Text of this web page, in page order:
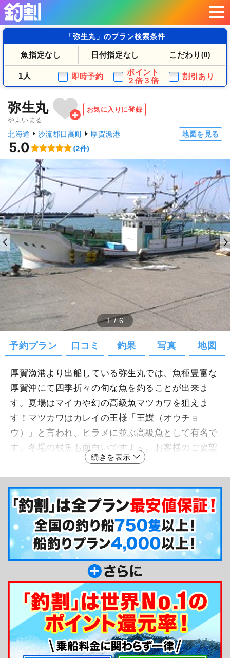
「弥生丸」のプラン検索条件
魚指定なし 日付指定なし こだわり (0)
1人 即時予約
ポイント
２倍３倍
割引あり
弥生丸
やよいまる
お気に入りに登録
北海道 沙流郡日高町 厚賀漁港 地図を見る
5.0 (2件)
1/6
予約プラン 口コミ 釣果 写真 地図
厚賀漁港より出船している弥生丸では、魚種豊富な
厚賀沖にて四季折々の旬な魚を釣ることが出来ま
す。夏場はマイカや幻の高級魚マツカワを狙えま
す！マツカワはカレイの王様「王鰈（オウチョ
ウ）」と言われ、ヒラメに並ぶ高級魚として有名で
す。冬場の根魚も面白いですよ～。お客様のご要望
があれば、釣った魚の活締めもしてくれますので、
初心者の方でも釣りたて新鮮な魚の鮮度を保ったま
ま持って帰れます！周辺の釣り船と比べてもとって
もリーズナブルなお値段でご利用いただけますの
で、旅行先での釣りをお考えの方でも気軽にご利用
いただけますよ♪
釣り船からのメッセージ
こんにちは！弥生丸の宮腰です！釣りに関しては
まだまだ経験不足ですが、現役の漁師ですので釣り
場に関しては熟知しております。私と一緒に厚賀沖
を制覇しませんか？皆様のお越しを心よりお待ちし
ております。
続きを表示